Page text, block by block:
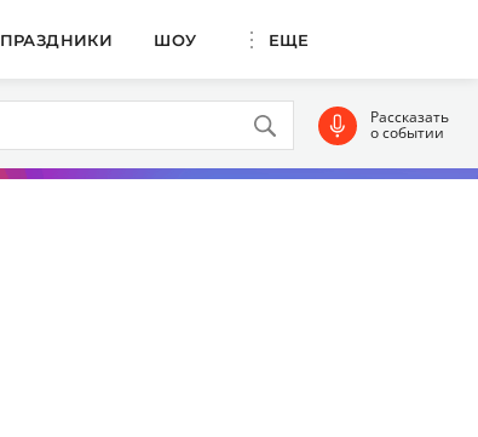
ПРАЗДНИКИ ШОУ ЕЩЕ
Рассказать
о событии